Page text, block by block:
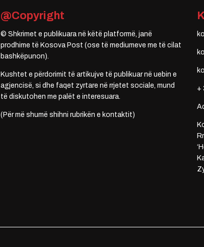
@Copyright
© Shkrimet e publikuara në këtë platformë, janë
prodhime të Kosova Post (ose të mediumeve me të cilat
bashkëpunon).
Kushtet e përdorimit të artikujve të publikuar në uebin e
agjencisë, si dhe faqet zyrtare në rrjetet sociale, mund
të diskutohen me palët e interesuara.
(Për më shumë shihni rubrikën e kontaktit)
+